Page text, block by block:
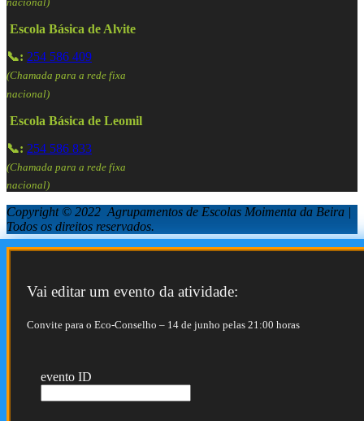
Escola Básica de Alvite
📞: 254 586 409
(Chamada para a rede fixa
nacional)
Escola Básica de Leomil
📞: 254 586 833
(Chamada para a rede fixa
nacional)
Copyright © 2022 Agrupamentos de Escolas Moimenta da Beira |
Todos os direitos reservados.
Vai editar um evento da atividade:
Convite para o Eco-Conselho – 14 de junho pelas 21:00 horas
evento ID